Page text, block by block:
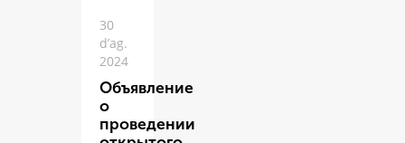
30
d’ag.
2024
Объявление
о
проведении